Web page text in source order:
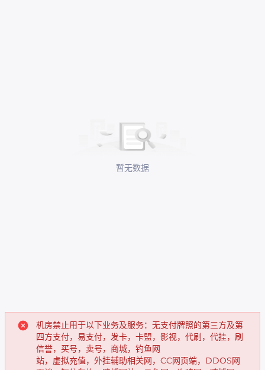
暂无数据
机房禁止用于以下业务及服务：无支付牌照的第三方及第
四方支付，易支付，发卡，卡盟，影视，代刷，代挂，刷
信誉，买号，卖号，商城，钓鱼网
站，虚拟充值，外挂辅助相关网，CC网页端，DDOS网